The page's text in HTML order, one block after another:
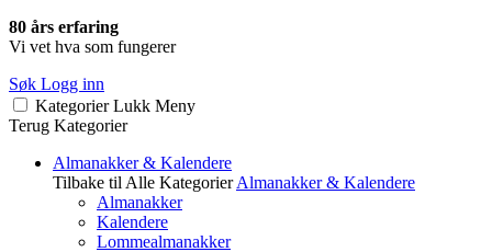
80 års erfaring
Vi vet hva som fungerer
Søk Logg inn
Kategorier Lukk Meny
Terug Kategorier
Almanakker & Kalendere
Tilbake til Alle Kategorier Almanakker & Kalendere
Almanakker
Kalendere
Lommealmanakker